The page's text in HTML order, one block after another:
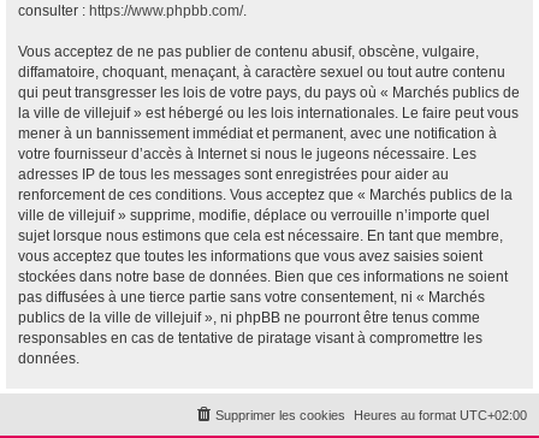
consulter : https://www.phpbb.com/.
Vous acceptez de ne pas publier de contenu abusif, obscène, vulgaire,
diffamatoire, choquant, menaçant, à caractère sexuel ou tout autre contenu
qui peut transgresser les lois de votre pays, du pays où « Marchés publics de
la ville de villejuif » est hébergé ou les lois internationales. Le faire peut vous
mener à un bannissement immédiat et permanent, avec une notification à
votre fournisseur d’accès à Internet si nous le jugeons nécessaire. Les
adresses IP de tous les messages sont enregistrées pour aider au
renforcement de ces conditions. Vous acceptez que « Marchés publics de la
ville de villejuif » supprime, modifie, déplace ou verrouille n’importe quel
sujet lorsque nous estimons que cela est nécessaire. En tant que membre,
vous acceptez que toutes les informations que vous avez saisies soient
stockées dans notre base de données. Bien que ces informations ne soient
pas diffusées à une tierce partie sans votre consentement, ni « Marchés
publics de la ville de villejuif », ni phpBB ne pourront être tenus comme
responsables en cas de tentative de piratage visant à compromettre les
données.
Heures au format UTC+02:00
Supprimer les cookies